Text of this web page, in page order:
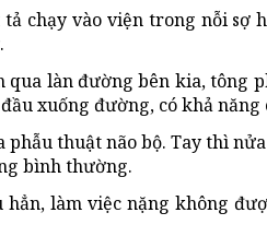
chạy vào viện trong nỗi sợ
qua làn đường bên kia, tông
xuống đường, có khả năng
phẫu thuật não bộ. Tay thì
bình thường.
làm việc nặng không